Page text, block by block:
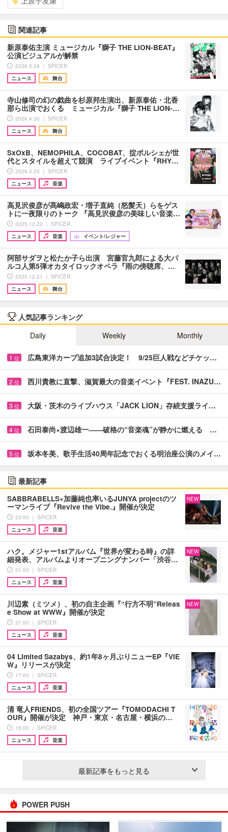
関連記事
新原泰佑主演 ミュージカル『獅子 THE LION-BEAT』
公演ビジュアルが解禁
2026.5.28 ｜ SPICER
ニュース
舞台
寺山修司の幻の戯曲を杉原邦生演出、新原泰佑・北香
那ら出演でおくる ミュージカル『獅子 THE LION-…
2026.4.30 ｜ SPICER
ニュース
舞台
SxOxB、NEMOPHILA、COCOBAT、掟ポルシェが世
代とスタイルを超えて競演 ライブイベント『RHY…
2026.3.25 ｜ SPICER
ニュース
音楽
高見沢俊彦が髙嶋政宏・増子直純（怒髪天）らをゲス
トに一夜限りのトーク 『高見沢俊彦の美味しい音楽…
2025.12.22 ｜ SPICER
ニュース
音楽 イベント/レジャー
阿部サダヲと松たか子ら出演 宮藤官九郎による大パ
ルコ人第5弾オカタイロックオペラ『雨の傍聴席、…
2025.12.21 ｜ SPICER
ニュース
舞台
人気記事ランキング
Daily
Weekly Monthly
1 位 広島東洋カープ追加3試合決定！ 9/25巨人戦などチケッ…
2 位 西川貴教に直撃、滋賀最大の音楽イベント『FEST. INAZU…
3 位 大阪・茨木のライブハウス「JACK LION」存続支援ライ…
4 位 石田泰尚×渡辺雄一――破格の“音楽魂”が静かに燃える …
5 位 坂本冬美、歌手生活40周年記念でおくる明治座公演のメイ…
最新記事
SABBRABELLS×加藤純也率いるJUNYA projectのツ
ーマンライブ『Revive the Vibe.』開催が決定
22:00 ｜ SPICER
ニュース
音楽
NEW
ハク。メジャー1stアルバム『世界が変わる時』の詳
細発表、アルバムよりオープニングナンバー「渋谷…
21:00 ｜ SPICER
ニュース
音楽
NEW
川辺素（ミツメ）、初の自主企画『“行方不明”Releas
e Show at WWW』開催が決定
21:00 ｜ SPICER
ニュース
音楽
NEW
04 Limited Sazabys、約1年8ヶ月ぶりニューEP『VIE
W』リリースが決定
17:00 ｜ SPICER
ニュース
音楽
清 竜人FRIENDS、初の全国ツアー『TOMODACHI T
OUR』開催が決定 神戸・東京・名古屋・横浜の…
16:00 ｜ SPICER
ニュース
音楽
最新記事をもっと見る
POWER PUSH